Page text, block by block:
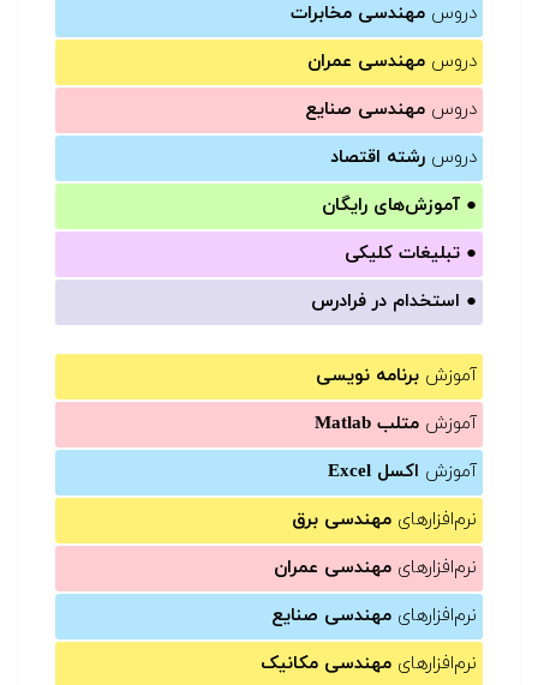
دروس مهندسی مخابرات
دروس مهندسی عمران
دروس مهندسی صنایع
دروس رشته اقتصاد
● آموزش‌های رایگان
● تبلیغات کلیکی
● استخدام در فرادرس
آموزش برنامه نویسی
آموزش متلب Matlab
آموزش اکسل Excel
نرم‌افزارهای مهندسی برق
نرم‌افزارهای مهندسی عمران
نرم‌افزارهای مهندسی صنایع
نرم‌افزارهای مهندسی مکانیک